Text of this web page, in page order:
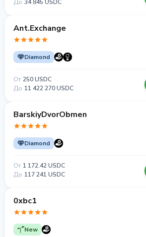
До 34 845 USDC
Ant.Exchange
Diamond
От 250 USDC
До 11 422 270 USDC
BarskiyDvorObmen
Diamond
От 1 172.42 USDC
До 117 241 USDC
0xbc1
New